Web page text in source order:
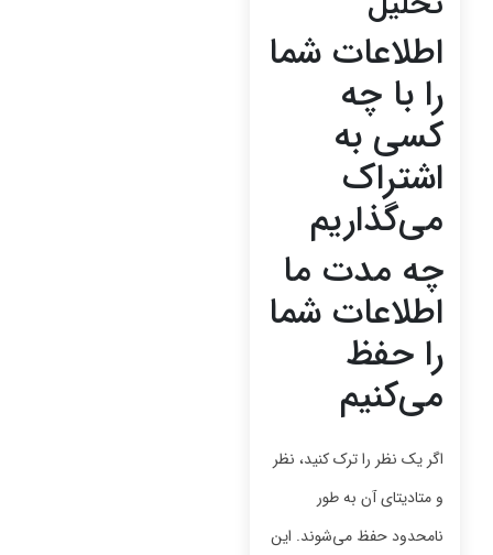
اطلاعات شما
را با چه
کسی به
اشتراک
می‌گذاریم
چه مدت ما
اطلاعات شما
را حفظ
می‌کنیم
اگر یک نظر را ترک کنید، نظر
و متادیتای آن به طور
نامحدود حفظ می‌شوند. این